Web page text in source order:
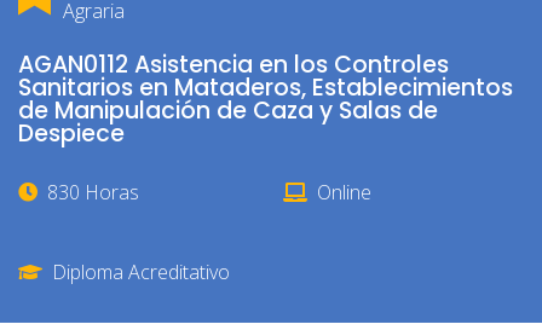
Agraria
AGAN0112 Asistencia en los Controles
Sanitarios en Mataderos, Establecimientos
de Manipulación de Caza y Salas de
Despiece
830 Horas Online
Diploma Acreditativo